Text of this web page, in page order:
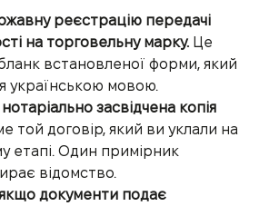
реєстрацію передачі
на торговельну марку. Це
встановленої форми, який
українською мовою.
засвідчена копія
той договір, який ви уклали на
етапі. Один примірник
відомство.
документи подає